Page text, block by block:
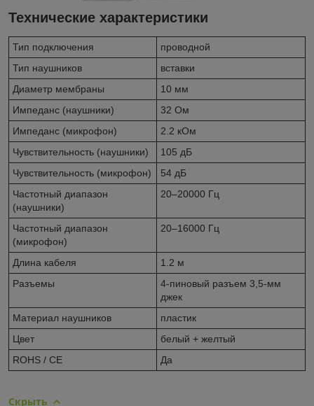
Технические характеристики
Тип подключения
проводной
Тип наушников
вставки
Диаметр мембраны
10 мм
Импеданс (наушники)
32 Ом
Импеданс (микрофон)
2.2 кОм
Чувствительность (наушники)
105 дБ
Чувствительность (микрофон)
54 дБ
Частотный диапазон
(наушники)
20–20000 Гц
Частотный диапазон
(микрофон)
20–16000 Гц
Длина кабеля
1.2 м
Разъемы
4-пиновый разъем 3,5-мм
джек
Материал наушников
пластик
Цвет
белый + желтый
ROHS / CE
Да
Скрыть